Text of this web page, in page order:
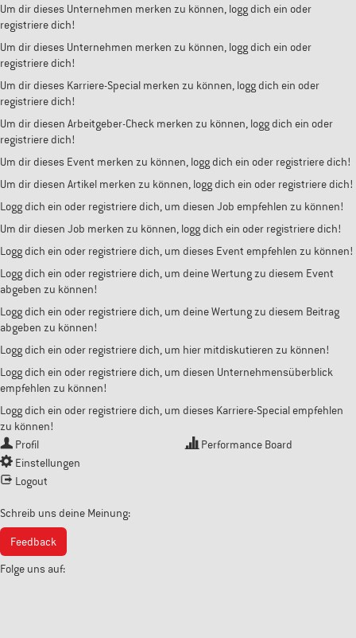
Um dir dieses Unternehmen merken zu können, logg dich ein oder
registriere dich!
Um dir dieses Unternehmen merken zu können, logg dich ein oder
registriere dich!
Um dir dieses Karriere-Special merken zu können, logg dich ein oder
registriere dich!
Um dir diesen Arbeitgeber-Check merken zu können, logg dich ein oder
registriere dich!
Um dir dieses Event merken zu können, logg dich ein oder registriere dich!
Um dir diesen Artikel merken zu können, logg dich ein oder registriere dich!
Logg dich ein oder registriere dich, um diesen Job empfehlen zu können!
Um dir diesen Job merken zu können, logg dich ein oder registriere dich!
Logg dich ein oder registriere dich, um dieses Event empfehlen zu können!
Logg dich ein oder registriere dich, um deine Wertung zu diesem Event
abgeben zu können!
Logg dich ein oder registriere dich, um deine Wertung zu diesem Beitrag
abgeben zu können!
Logg dich ein oder registriere dich, um hier mitdiskutieren zu können!
Logg dich ein oder registriere dich, um diesen Unternehmensüberblick
empfehlen zu können!
Logg dich ein oder registriere dich, um dieses Karriere-Special empfehlen
zu können!
Profil
Performance Board
Einstellungen
Logout
Schreib uns deine Meinung:
Feedback
Folge uns auf: